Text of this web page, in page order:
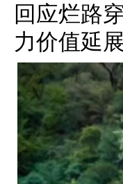
回应烂路
力价值延